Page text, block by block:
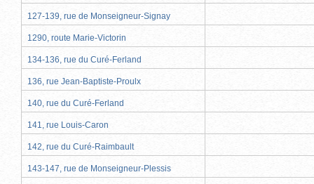
127-139, rue de Monseigneur-Signay
1290, route Marie-Victorin
134-136, rue du Curé-Ferland
136, rue Jean-Baptiste-Proulx
140, rue du Curé-Ferland
141, rue Louis-Caron
142, rue du Curé-Raimbault
143-147, rue de Monseigneur-Plessis